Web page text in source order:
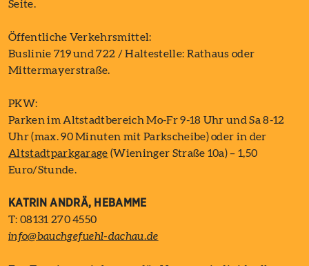
Seite.
Öffentliche Verkehrsmittel:
Buslinie 719 und 722 / Haltestelle: Rathaus oder
Mittermayerstraße.
PKW:
Parken im Altstadtbereich Mo-Fr 9-18 Uhr und Sa 8-12
Uhr (max. 90 Minuten mit Parkscheibe) oder in der
Altstadtparkgarage (Wieninger Straße 10a) – 1,50
Euro/Stunde.
KATRIN ANDRÄ, HEBAMME
T: 08131 270 4550
info@bauchgefuehl-dachau.de